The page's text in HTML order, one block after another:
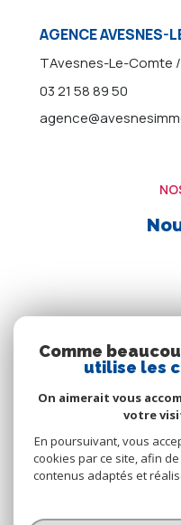
AGENCE AVESNES-
TAvesnes-Le-Comte
03 21 58 89 50
Comme
utilise les
On aimerait vous
votre
En poursuivant, vous
cookies par ce site, afin
contenus adaptés et